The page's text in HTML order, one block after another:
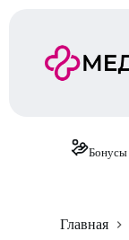
Бонусы
Главная